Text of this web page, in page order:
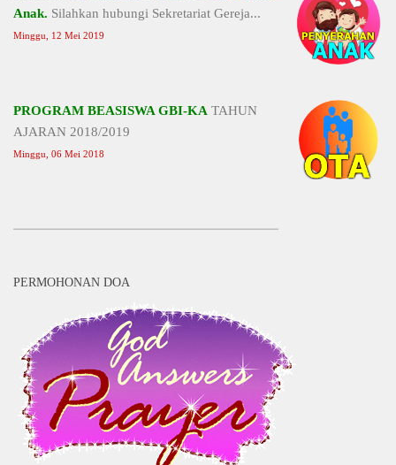
Anak. Silahkan hubungi Sekretariat Gereja...
Minggu, 12 Mei 2019
PROGRAM BEASISWA GBI-KA TAHUN
AJARAN 2018/2019
Minggu, 06 Mei 2018
PERMOHONAN DOA